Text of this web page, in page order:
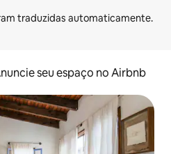
seu espaço no Airbnb